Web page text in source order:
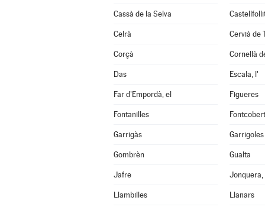
Cassà de la Selva
Celrà Cervià de
Corçà Cornellà
Das Escala, l'
Far d'Empordà, el Figueres
Fontanilles
Garrigàs Garrigoles
Gombrèn Gualta
Jafre Jonquera,
Llambilles Llanars